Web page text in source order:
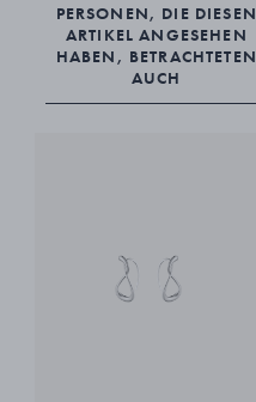
PERSONEN, DIE DIESEN
ARTIKEL ANGESEHEN
HABEN, BETRACHTETEN
AUCH